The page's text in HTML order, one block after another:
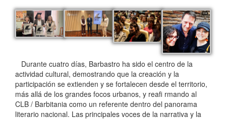
Durante cuatro días, Barbastro ha sido el centro de la
actividad cultural, demostrando que la creación y la
participación se extienden y se fortalecen desde el territorio,
más allá de los grandes focos urbanos, y reafi rmando al
CLB / Barbitania como un referente dentro del panorama
literario nacional. Las principales voces de la narrativa y la